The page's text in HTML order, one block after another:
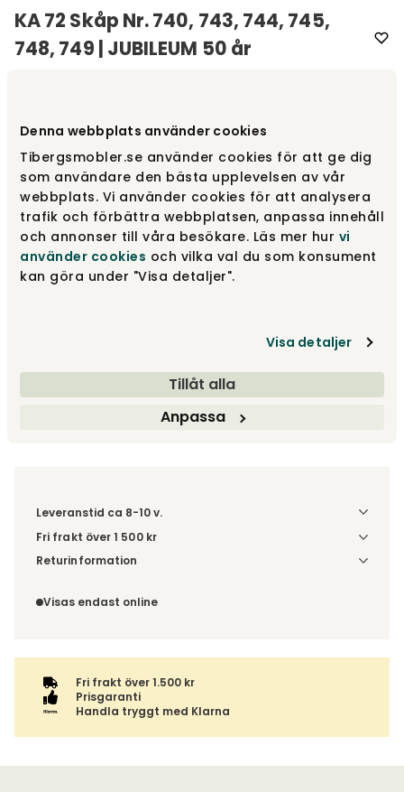
Denna webbplats använder cookies
Tibergsmobler.se använder cookies för att ge dig
som användare den bästa upplevelsen av vår
webbplats. Vi använder cookies för att analysera
trafik och förbättra webbplatsen, anpassa innehåll
och annonser till våra besökare. Läs mer hur vi
använder cookies och vilka val du som konsument
kan göra under "Visa detaljer".
Visa detaljer
Tillåt alla
Anpassa
KA 72 Skåp Nr. 740, 743, 744, 745,
748, 749 | JUBILEUM 50 år
Gör dina val
Rekommenderade tillval
Rekommenderade tillval
Gör dina val
Fri frakt över 1.500 kr
Leveranstid ca 8-10 v.
Fri frakt över 1 500 kr
Välj utförande via 'Gör dina val' för fraktinformation på din
Returinformation
inte av ångerrätten.
Visas endast online
Fri frakt över 1.500 kr
Prisgaranti
Handla tryggt med Klarna